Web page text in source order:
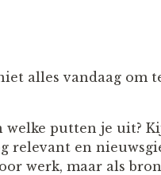
alles vandaag om
welke putten je uit?
relevant en
werk, maar als